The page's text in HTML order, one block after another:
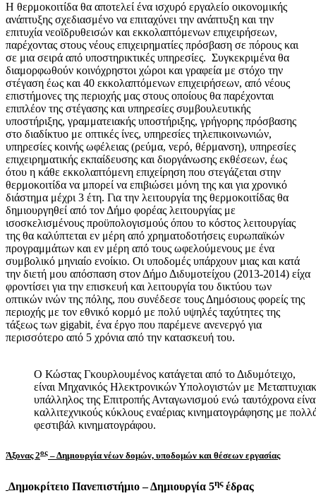
Η θερμοκοιτίδα θα αποτελεί ένα ισχυρό εργαλείο οικονομικής
ανάπτυξης σχεδιασμένο να επιταχύνει την ανάπτυξη και την
επιτυχία νεοϊδρυθεισών και εκκολαπτόμενων επιχειρήσεων,
παρέχοντας στους νέους επιχειρηματίες πρόσβαση σε πόρους και
σε μια σειρά από υποστηρικτικές υπηρεσίες. Συγκεκριμένα θα
διαμορφωθούν κοινόχρηστοι χώροι και γραφεία με στόχο την
στέγαση έως και 40 εκκολαπτόμενων επιχειρήσεων, από νέους
επιστήμονες της περιοχής μας στους οποίους θα παρέχονται
επιπλέον της στέγασης και υπηρεσίες συμβουλευτικής
υποστήριξης, γραμματειακής υποστήριξης, γρήγορης πρόσβασης
στο διαδίκτυο με οπτικές ίνες, υπηρεσίες τηλεπικοινωνιών,
υπηρεσίες κοινής ωφέλειας (ρεύμα, νερό, θέρμανση), υπηρεσίες
επιχειρηματικής εκπαίδευσης και διοργάνωσης εκθέσεων, έως
ότου η κάθε εκκολαπτόμενη επιχείρηση που στεγάζεται στην
θερμοκοιτίδα να μπορεί να επιβιώσει μόνη της και για χρονικό
διάστημα μέχρι 3 έτη. Για την λειτουργία της θερμοκοιτίδας θα
δημιουργηθεί από τον Δήμο φορέας λειτουργίας με
ισοσκελισμένους προϋπολογισμούς όπου το κόστος λειτουργίας
της θα καλύπτεται εν μέρη από χρηματοδοτήσεις ευρωπαϊκών
προγραμμάτων και εν μέρη από τους ωφελούμενους με ένα
συμβολικό μηνιαίο ενοίκιο. Οι υποδομές υπάρχουν μιας και κατά
την διετή μου απόσπαση στον Δήμο Διδυμοτείχου (2013-2014) είχα
φροντίσει για την επισκευή και λειτουργία του δικτύου των
οπτικών ινών της πόλης, που συνέδεσε τους Δημόσιους φορείς της
περιοχής με τον εθνικό κορμό με πολύ υψηλές ταχύτητες της
τάξεως των gigabit, ένα έργο που παρέμενε ανενεργό για
περισσότερο από 5 χρόνια από την κατασκευή του.
Ο Κώστας Γκουρλουμένος κατάγεται από το Διδυμότειχο,
είναι Μηχανικός Ηλεκτρονικών Υπολογιστών με
υπάλληλος της Επιτροπής Ανταγωνισμού ενώ ταυτόχρονα
καλλιτεχνικούς κύκλους εναέριας κινηματογράφησης με
φεστιβάλ κινηματογράφου.
Άξονας 2ος – Δημιουργία νέων δομών, υποδομών και θέσεων εργασίας
Δημοκρίτειο Πανεπιστήμιο – Δημιουργία 5ηςέδρας